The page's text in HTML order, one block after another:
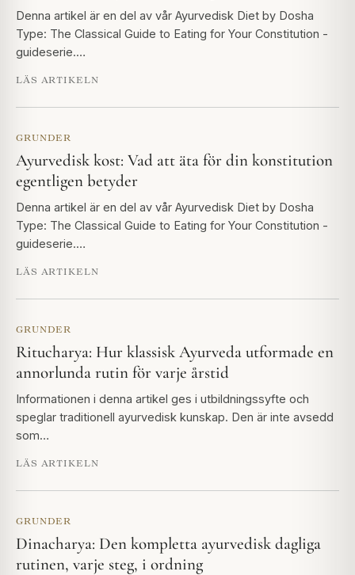
Denna artikel är en del av vår Ayurvedisk Diet by Dosha
Type: The Classical Guide to Eating for Your Constitution -
guideserie.…
LÄS ARTIKELN
GRUNDER
Ayurvedisk kost: Vad att äta för din konstitution
egentligen betyder
Denna artikel är en del av vår Ayurvedisk Diet by Dosha
Type: The Classical Guide to Eating for Your Constitution -
guideserie.…
LÄS ARTIKELN
GRUNDER
Ritucharya: Hur klassisk Ayurveda utformade en
annorlunda rutin för varje årstid
Informationen i denna artikel ges i utbildningssyfte och
speglar traditionell ayurvedisk kunskap. Den är inte avsedd
som…
LÄS ARTIKELN
GRUNDER
Dinacharya: Den kompletta ayurvedisk dagliga
rutinen, varje steg, i ordning